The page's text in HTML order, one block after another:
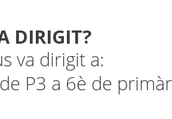
DIRIGIT?
va dirigit a:
P3 a 6è de